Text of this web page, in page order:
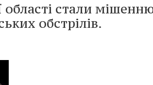
області стали
обстрілів.